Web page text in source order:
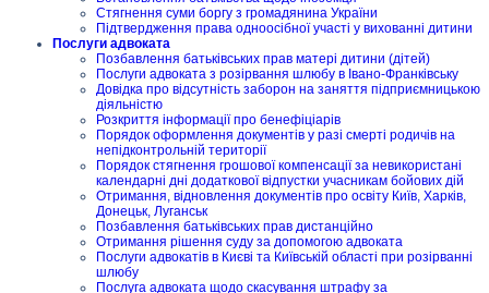
Стягнення суми боргу з громадянина України
Підтвердження права одноосібної участі у вихованні дитини
Послуги адвоката
Позбавлення батьківських прав матері дитини (дітей)
Послуги адвоката з розірвання шлюбу в Івано-Франківську
Довідка про відсутність заборон на заняття підприємницькою
діяльністю
Розкриття інформації про бенефіціарів
Порядок оформлення документів у разі смерті родичів на
непідконтрольній території
Порядок стягнення грошової компенсації за невикористані
календарні дні додаткової відпустки учасникам бойових дій
Отримання, відновлення документів про освіту Київ, Харків,
Донецьк, Луганськ
Позбавлення батьківських прав дистанційно
Отримання рішення суду за допомогою адвоката
Послуги адвокатів в Києві та Київській області при розірванні
шлюбу
Послуга адвоката щодо скасування штрафу за